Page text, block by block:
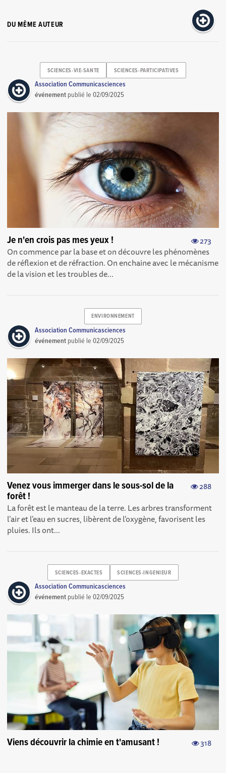
DU MÊME AUTEUR
SCIENCES-VIE-SANTE SCIENCES-PARTICIPATIVES
Association Communicasciences
événement publié le02/09/2025
273
Je n'en crois pas mes yeux !
On commence par la base et on découvre les phénomènes
de réflexion et de réfraction. On enchaine avec le mécanisme
de la vision et les troubles de...
ENVIRONNEMENT
Association Communicasciences
événement publié le02/09/2025
288
Venez vous immerger dans le sous-sol de la
forêt !
La forêt est le manteau de la terre. Les arbres transforment
l’air et l’eau en sucres, libèrent de l’oxygène, favorisent les
pluies. Ils ont...
SCIENCES-EXACTES SCIENCES-INGENIEUR
Association Communicasciences
événement publié le02/09/2025
318
Viens découvrir la chimie en t'amusant !